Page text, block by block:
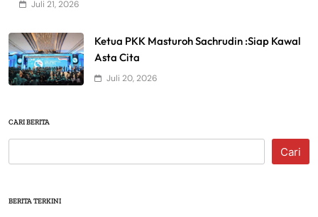
Juli 21, 2026
Ketua PKK Masturoh Sachrudin :Siap Kawal
Asta Cita
Juli 20, 2026
CARI BERITA
Cari
BERITA TERKINI